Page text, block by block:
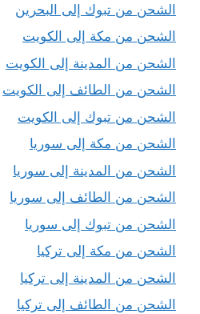
الشحن من تبوك إلى البحرين
الشحن من مكة إلى الكويت
الشحن من المدينة إلى الكويت
الشحن من الطائف إلى الكويت
الشحن من تبوك إلى الكويت
الشحن من مكة إلى سوريا
الشحن من المدينة إلى سوريا
الشحن من الطائف إلى سوريا
الشحن من تبوك إلى سوريا
الشحن من مكة إلى تركيا
الشحن من المدينة إلى تركيا
الشحن من الطائف إلى تركيا